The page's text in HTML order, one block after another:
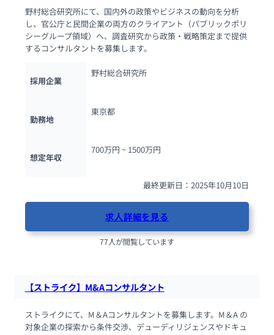
野村総合研究所にて、国内外の政策やビジネスの動向を分析
し、官公庁と民間企業の両方のクライアント（パブリックポリ
シーグループ領域）へ、調査研究から政策・戦略策定まで提供
するコンサルタントを募集します。
採用企業
野村総合研究所
勤務地
東京都
想定年収
700万円 ~ 1500万円
最終更新日：2025年10月10日
求人詳細を見る
77人が閲覧しています
【ストライク】M&Aコンサルタント
ストライクにて、M＆Aコンサルタントを募集します。M＆A の
対象企業の探索から条件交渉、デューディリジェンスやドキュ